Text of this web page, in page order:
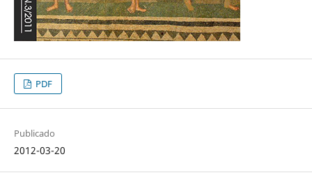
PDF
Publicado
2012-03-20